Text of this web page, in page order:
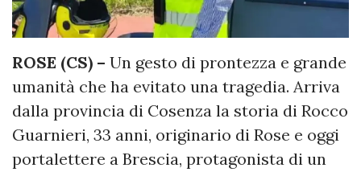
ROSE (CS) – Un gesto di prontezza e grande
umanità che ha evitato una tragedia. Arriva
dalla provincia di Cosenza la storia di Rocco
Guarnieri, 33 anni, originario di Rose e oggi
portalettere a Brescia, protagonista di un